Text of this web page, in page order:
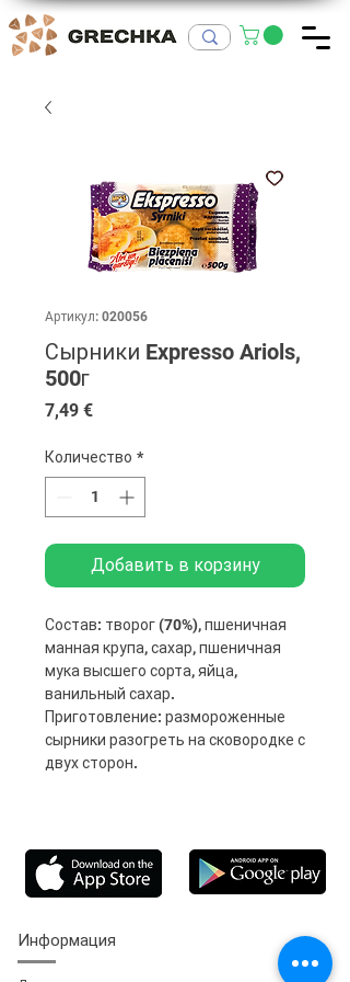
Артикул: 020056
Сырники Expresso Ariols,
500г
7,49 €Цена
Количество *
Добавить в корзину
Состав: творог (70%), пшеничная
манная крупа, сахар, пшеничная
мука высшего сорта, яйца,
ванильный сахар.
Приготовление: размороженные
сырники разогреть на сковородке с
двух сторон.
Информация